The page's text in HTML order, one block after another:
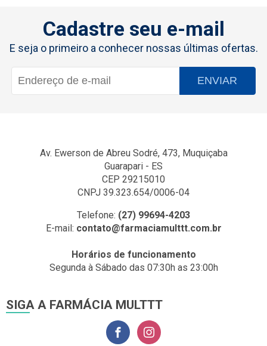
Cadastre seu e-mail
E seja o primeiro a conhecer nossas últimas ofertas.
ENVIAR
Av. Ewerson de Abreu Sodré, 473, Muquiçaba
Guarapari - ES
CEP 29215010
CNPJ 39.323.654/0006-04
Telefone: (27) 99694-4203
E-mail: contato@farmaciamulttt.com.br
Horários de funcionamento
Segunda à Sábado das 07:30h as 23:00h
SIGA A FARMÁCIA MULTTT